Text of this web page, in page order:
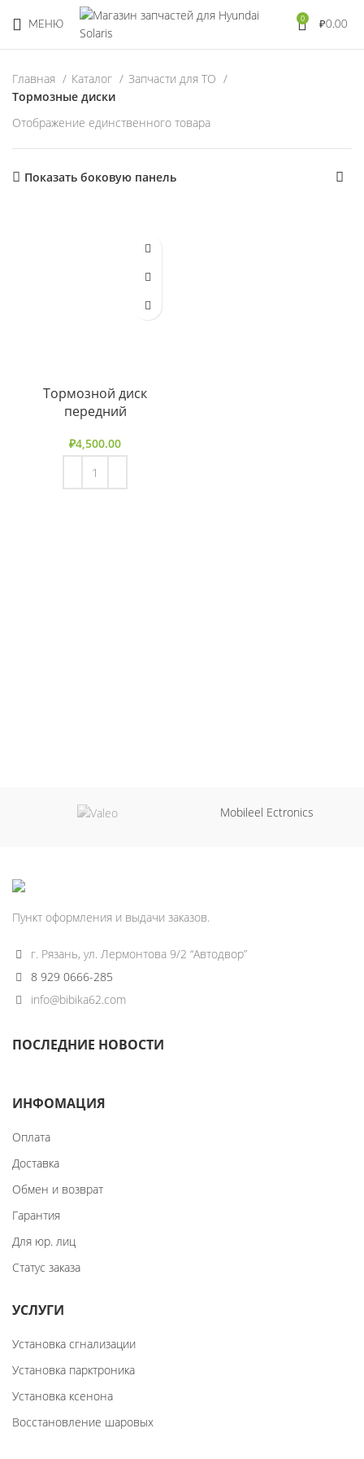
МЕНЮ
0
₽0.00
Главная Каталог
Запчасти для ТО
Тормозные диски
Отображение единственного товара
Показать боковую панель
Тормозной диск
передний
₽4,500.00
Mobileel Ectronics
Пункт оформления и выдачи заказов.
г. Рязань, ул. Лермонтова 9/2 “Автодвор”
8 929 0666-285
info@bibika62.com
ПОСЛЕДНИЕ НОВОСТИ
ИНФОМАЦИЯ
Оплата
Доставка
Обмен и возврат
Гарантия
Для юр. лиц
Статус заказа
УСЛУГИ
Установка сгнализации
Установка парктроника
Установка ксенона
Восстановление шаровых